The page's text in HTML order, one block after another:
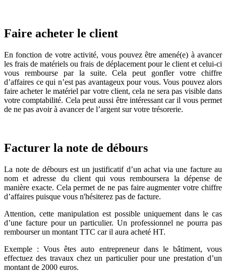
Faire acheter le client
En fonction de votre activité, vous pouvez être amené(e) à avancer
les frais de matériels ou frais de déplacement pour le client et celui-ci
vous rembourse par la suite. Cela peut gonfler votre chiffre
d’affaires ce qui n’est pas avantageux pour vous. Vous pouvez alors
faire acheter le matériel par votre client, cela ne sera pas visible dans
votre comptabilité. Cela peut aussi être intéressant car il vous permet
de ne pas avoir à avancer de l’argent sur votre trésorerie.
Facturer la note de débours
La note de débours est un justificatif d’un achat via une facture au
nom et adresse du client qui vous remboursera la dépense de
manière exacte. Cela permet de ne pas faire augmenter votre chiffre
d’affaires puisque vous n'hésiterez pas de facture.
Attention, cette manipulation est possible uniquement dans le cas
d’une facture pour un particulier. Un professionnel ne pourra pas
rembourser un montant TTC car il aura acheté HT.
Exemple : Vous êtes auto entrepreneur dans le bâtiment, vous
effectuez des travaux chez un particulier pour une prestation d’un
montant de 2000 euros.